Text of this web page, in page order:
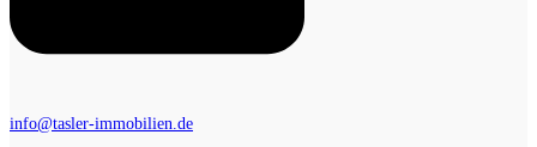
info@tasler-immobilien.de